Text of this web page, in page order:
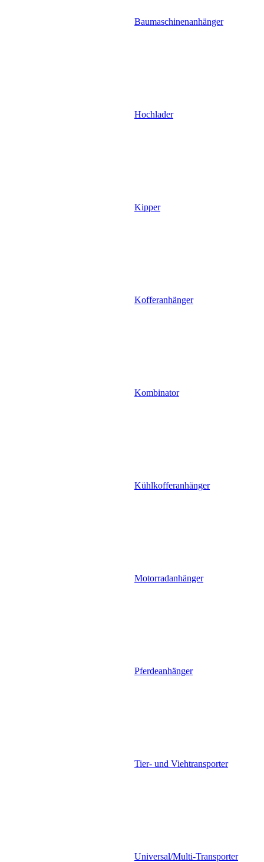
Baumaschinenanhänger
Hochlader
Kipper
Kofferanhänger
Kombinator
Kühlkofferanhänger
Motorradanhänger
Pferdeanhänger
Tier- und Viehtransporter
Universal/Multi-Transporter